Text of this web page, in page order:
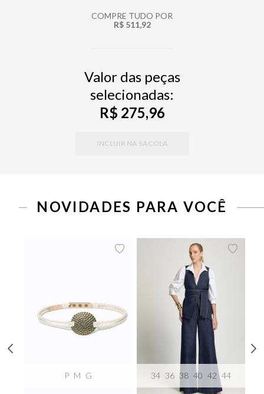
COMPRE TUDO POR
R$ 511,92
Valor das peças
selecionadas:
R$ 275,96
INCLUIR NA SACOLA
NOVIDADES PARA VOCÊ
P M G 34 36 38 40 42 44